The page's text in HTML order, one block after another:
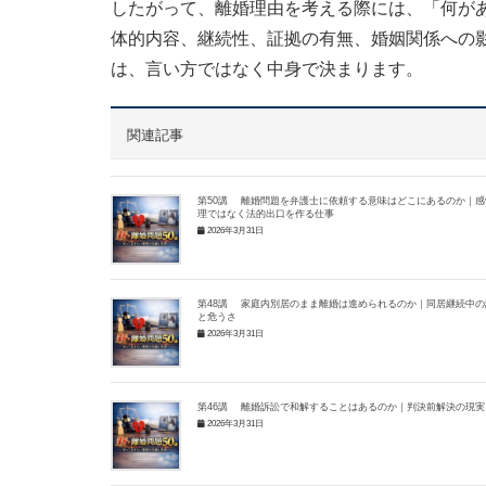
したがって、離婚理由を考える際には、「何
体的内容、継続性、証拠の有無、婚姻関係へ
は、言い方ではなく中身で決まります。
関連記事
第50講 離婚問題を弁護士に依頼する意味はどこにあるのか｜感
理ではなく法的出口を作る仕事
2026年3月31日
第48講 家庭内別居のまま離婚は進められるのか｜同居継続中の
と危うさ
2026年3月31日
第46講 離婚訴訟で和解することはあるのか｜判決前解決の現実
2026年3月31日